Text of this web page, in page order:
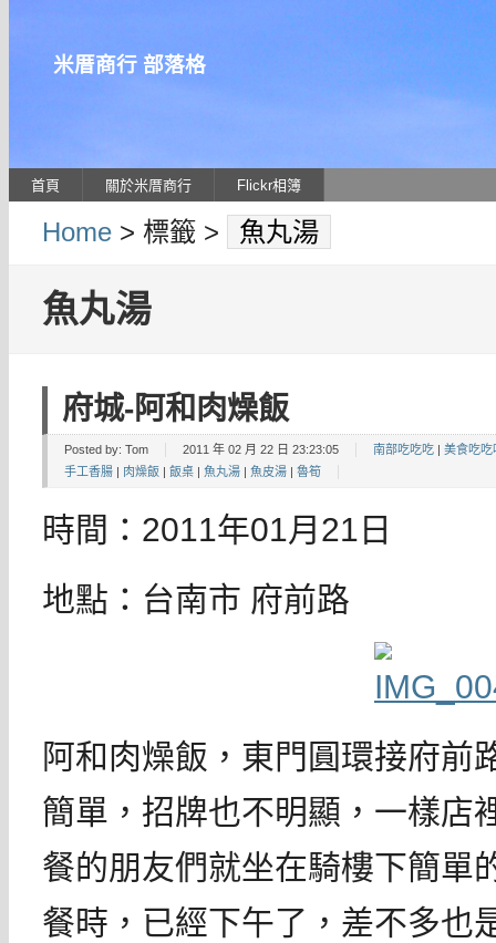
米厝商行 部落格
首頁 關於米厝商行 Flickr相簿
Home > 標籤 > 魚丸湯
魚丸湯
府城-阿和肉燥飯
Posted by: Tom 2011 年 02 月 22 日 23:23:05 南部吃吃吃
美食吃吃
手工香腸 | 肉燥飯 | 飯桌 | 魚丸湯 | 魚皮湯 | 魯筍
時間：2011年01月21日
地點：台南市 府前路
阿和肉燥飯，東門圓環接府前
簡單，招牌也不明顯，一樣店
餐的朋友們就坐在騎樓下簡單
餐時，已經下午了，差不多也